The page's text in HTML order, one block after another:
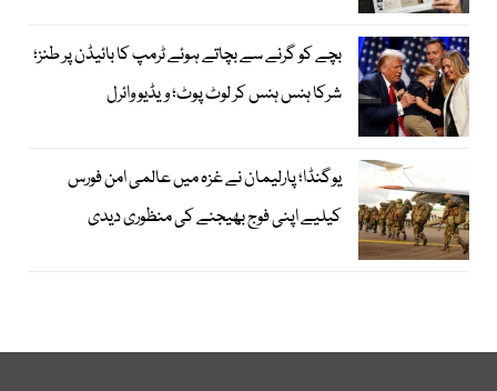
بچے کو گرنے سے بچاتے ہوئے ٹرمپ کا بائیڈن پر طنز؛
شرکا ہنس ہنس کر لوٹ پوٹ؛ ویڈیو وائرل
یوگنڈا؛ پارلیمان نے غزہ میں عالمی امن فورس
کیلیے اپنی فوج بھیجنے کی منظوری دیدی